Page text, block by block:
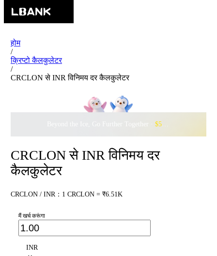
होम
/
क्रिप्टो कैलकुलेटर
/
CRCLON से INR विनिमय दर कैलकुलेटर
Beyond the Ice, Go Further Together · $500,000
CRCLON से INR विनिमय दर
कैलकुलेटर
CRCLON / INR：1 CRCLON = ₹6.51K
मैं खर्च करूंगा
INR